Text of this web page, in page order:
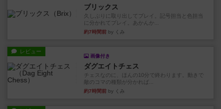
ブリックス
久しぶりに取り出してプレイ。記号担当と色担当
に分かれてプレイ。あかんか...
約7時間前 by くみ
レビュー
画像付き
ダグエイトチェス
チェスなのに、ほんの10分で終わります。動きで
敵のコマの種類が分かれば...
約7時間前 by くみ